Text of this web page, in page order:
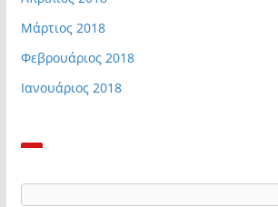
Μάρτιος 2018
Φεβρουάριος 2018
Ιανουάριος 2018